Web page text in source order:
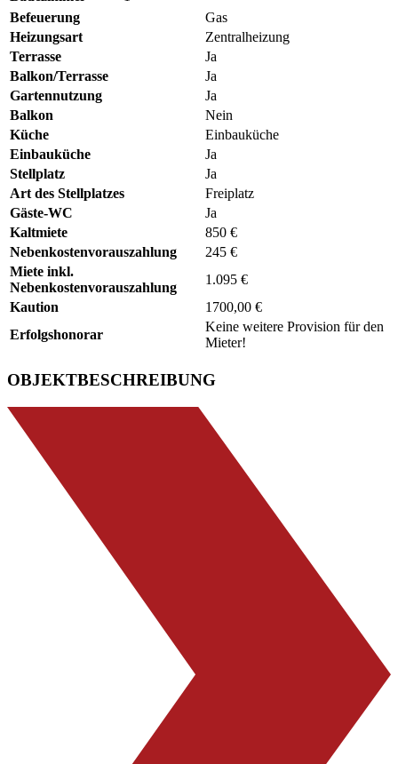
Befeuerung
Gas
Heizungsart
Zentralheizung
Terrasse
Ja
Balkon/Terrasse
Ja
Gartennutzung
Ja
Balkon
Nein
Küche
Einbauküche
Einbauküche
Ja
Stellplatz
Ja
Art des Stellplatzes
Freiplatz
Gäste-WC
Ja
Kaltmiete
850 €
Nebenkostenvorauszahlung
245 €
Miete inkl.
Nebenkostenvorauszahlung
1.095 €
Kaution
1700,00 €
Erfolgshonorar
Keine weitere Provision für den
Mieter!
OBJEKTBESCHREIBUNG